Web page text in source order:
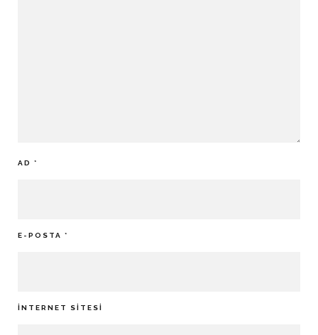
AD *
E-POSTA *
İNTERNET SITESI